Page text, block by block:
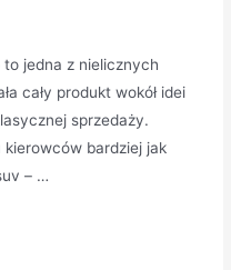
jedna z nielicznych
cały produkt wokół idei
sprzedaży.
bardziej jak
– …